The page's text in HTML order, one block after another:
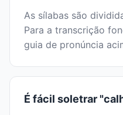
As sílabas são
Para a transcrição
guia de pronúncia
É fácil soletrar